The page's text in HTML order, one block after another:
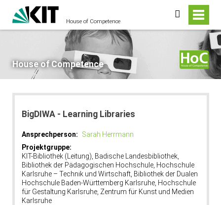
House of Competence
suchen
House of Competence
BigDIWA - Learning Libraries
Ansprechperson:
Sarah Herrmann
Projektgruppe:
KIT-Bibliothek (Leitung), Badische Landesbibliothek,
Bibliothek der Pädagogischen Hochschule, Hochschule
Karlsruhe – Technik und Wirtschaft, Bibliothek der Dualen
Hochschule Baden-Württemberg Karlsruhe, Hochschule
für Gestaltung Karlsruhe, Zentrum für Kunst und Medien
Karlsruhe